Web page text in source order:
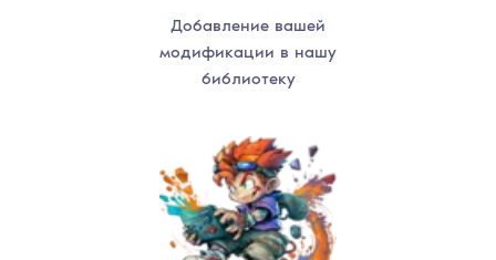
Добавление вашей
модификации в нашу
библиотеку